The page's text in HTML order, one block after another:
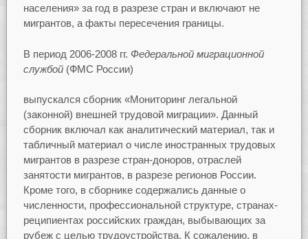
населения» за год в разрезе стран и включают не
мигрантов, а факты пересечения границы.
В период 2006-2008 гг. Федеральной миграционной
службой(ФМС России)
выпускался сборник «Мониторинг легальной
(законной) внешней трудовой миграции». Данный
сборник включал как аналитический материал, так и
табличный материал о числе иностранных трудовых
мигрантов в разрезе стран-доноров, отраслей
занятости мигрантов, в разрезе регионов России.
Кроме того, в сборнике содержались данные о
численности, профессиональной структуре, странах-
реципиентах российских граждан, выбывающих за
рубеж с целью трудоустройства. К сожалению, в